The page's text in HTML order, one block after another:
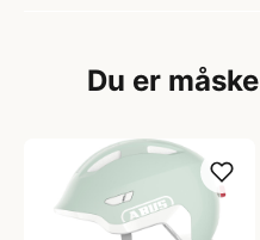
Du er